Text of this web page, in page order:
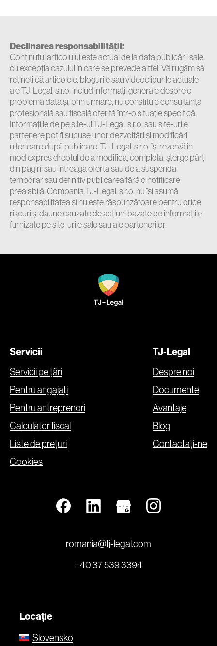
Declinarea responsabilității:
Conținutul articolului este actual de la data publicării sale,
cu excepția cazului în care se prevede altfel. Vă rugăm să
rețineți că articolele, blogurile sau videoclipurile actuale
ale TJ-Legal, s.r.o. includ informații generale despre o
problemă dată și, prin urmare, nu constituie consultanță
profesională sau fiscală oferită într-o situație specifică.
Informațiile de pe site-ul TJ-Legal, s.r.o. sau site-urile
partenere pot fi supuse unor dezvoltări și modificări
ulterioare după publicare. TJ-Legal, s.r.o. își rezervă în
mod expres dreptul de a modifica, completa, șterge părți
din pagini sau întreaga ofertă sau de a suspenda
temporar sau definitiv publicarea fără o notificare
prealabilă. Compania TJ-Legal, s.r.o. nu își asumă
responsabilitatea și nu este răspunzătoare pentru orice
riscuri și daune cauzate de acțiuni bazate pe informațiile
furnizate pe site-urile sale sau ale partenerilor.
Servicii
Servicii pe țări
Pentru angajați
Pentru antreprenori
Calculator fiscal
Liste de prețuri
Cookies
TJ-Legal
Despre noi
Documente
Avantaje
Blog
Contactați-ne
romania@tj-legal.com
+40 37 539 3394
Locație
Slovensko